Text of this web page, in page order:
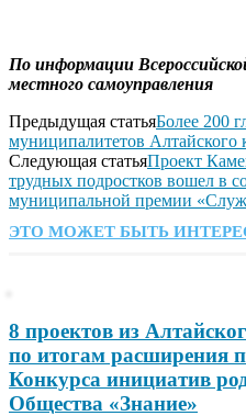
По информации
местного самоуправления
Предыдущая статьяБолее 200
муниципалитетов Алтайского
Следующая статьяПроект
трудных подростков вошел в
муниципальной премии
ЭТО МОЖЕТ БЫТЬ
8 проектов из
по итогам расширения
Конкурса инициатив
Общества «Знание»